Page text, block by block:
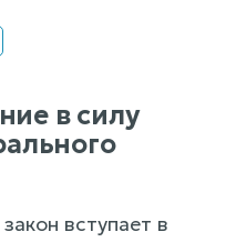
в силу
вступает в